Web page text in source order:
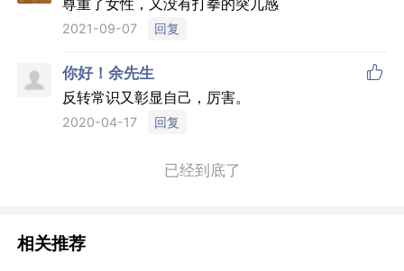
2021-09-07 回复
你好！余先生 
反转常识又彰显自己，厉害。
2020-04-17 回复
已经到底了
相关推荐